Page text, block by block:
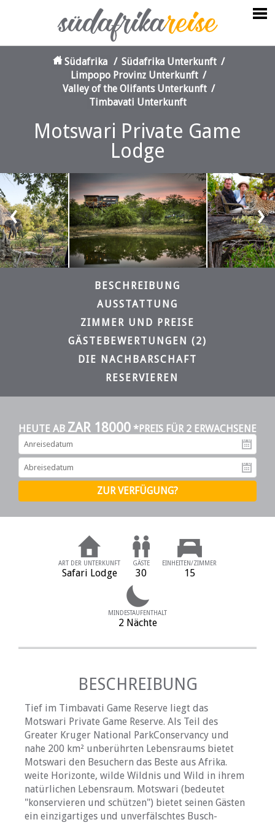
Südafrika / Südafrika Unterkunft /
Limpopo Provinz Unterkunft /
Valley of the Olifants Unterkunft /
Timbavati Unterkunft
Motswari Private Game
Lodge
‹ ›
BESCHREIBUNG
AUSSTATTUNG
ZIMMER UND PREISE
GÄSTEBEWERTUNGEN (2)
DIE NACHBARSCHAFT
RESERVIEREN
HEUTE AB ZAR 18000 *PREIS FÜR 2 ERWACHSENE
ART DER UNTERKUNFT
Safari Lodge
GÄSTE
30
EINHEITEN/ZIMMER
15
MINDESTAUFENTHALT
2 Nächte
BESCHREIBUNG
Tief im Timbavati Game Reserve liegt das
Motswari Private Game Reserve. Als Teil des
Greater Kruger National ParkConservancy und
nahe 200 km² unberührten Lebensraums bietet
Motswari den Besuchern das Beste aus Afrika.
weite Horizonte, wilde Wildnis und Wild in ihrem
natürlichen Lebensraum. Motswari (bedeutet
"konservieren und schützen") bietet seinen Gästen
ein einzigartiges und unverfälschtes Busch-